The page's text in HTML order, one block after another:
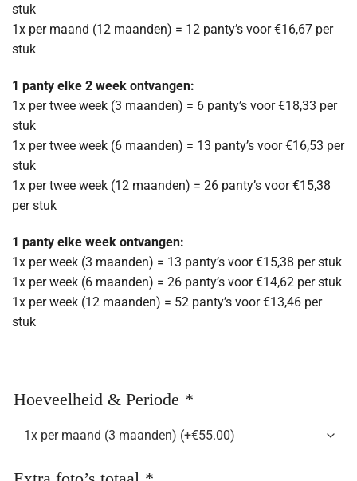
stuk
1x per maand (12 maanden) = 12 panty’s voor €16,67 per
stuk
1 panty elke 2 week ontvangen:
1x per twee week (3 maanden) = 6 panty’s voor €18,33 per
stuk
1x per twee week (6 maanden) = 13 panty’s voor €16,53 per
stuk
1x per twee week (12 maanden) = 26 panty’s voor €15,38
per stuk
1 panty elke week ontvangen:
1x per week (3 maanden) = 13 panty’s voor €15,38 per stuk
1x per week (6 maanden) = 26 panty’s voor €14,62 per stuk
1x per week (12 maanden) = 52 panty’s voor €13,46 per
stuk
Hoeveelheid & Periode *